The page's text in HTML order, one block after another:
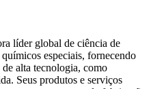
líder global de ciência de
especiais, fornecendo
alta tecnologia, como
Seus produtos e serviços